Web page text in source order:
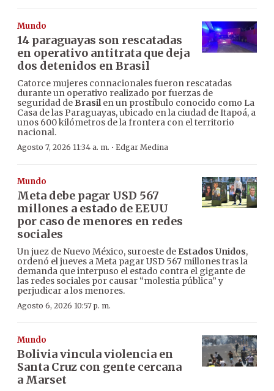
Mundo
14 paraguayas son rescatadas
en operativo antitrata que deja
dos detenidos en Brasil
Catorce mujeres connacionales fueron rescatadas
durante un operativo realizado por fuerzas de
seguridad de Brasilen un prostíbulo conocido como La
Casa de las Paraguayas, ubicado en la ciudad de Itapoá, a
unos 600 kilómetros de la frontera con el territorio
nacional.
Agosto 7, 2026 11:34 a. m. · Edgar Medina
Mundo
Meta debe pagar USD 567
millones a estado de EEUU
por caso de menores en redes
sociales
Un juez de Nuevo México, suroeste de Estados Unidos,
ordenó el jueves a Meta pagar USD 567 millones tras la
demanda que interpuso el estado contra el gigante de
las redes sociales por causar “molestia pública” y
perjudicar a los menores.
Agosto 6, 2026 10:57 p. m.
Mundo
Bolivia vincula violencia en
Santa Cruz con gente cercana
a Marset